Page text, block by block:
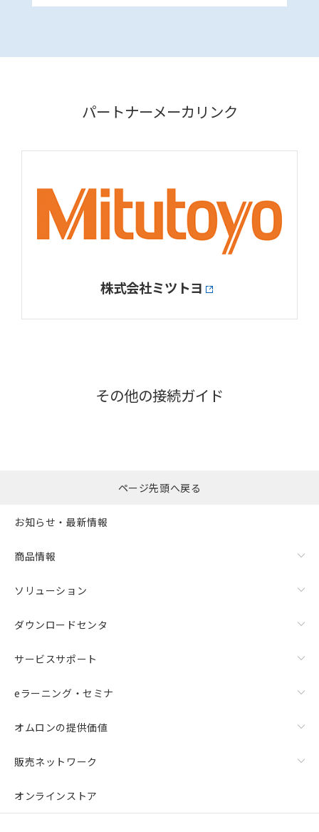
パートナーメーカリンク
株式会社ミツトヨ
その他の接続ガイド
ページ先頭へ戻る
お知らせ・最新情報
商品情報
ソリューション
ダウンロードセンタ
サービスサポート
eラーニング・セミナ
オムロンの提供価値
販売ネットワーク
オンラインストア